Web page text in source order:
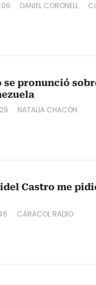
DANIEL CORONELL
pronunció
NATALIA CHACÓN
Castro me
CARACOL RADIO